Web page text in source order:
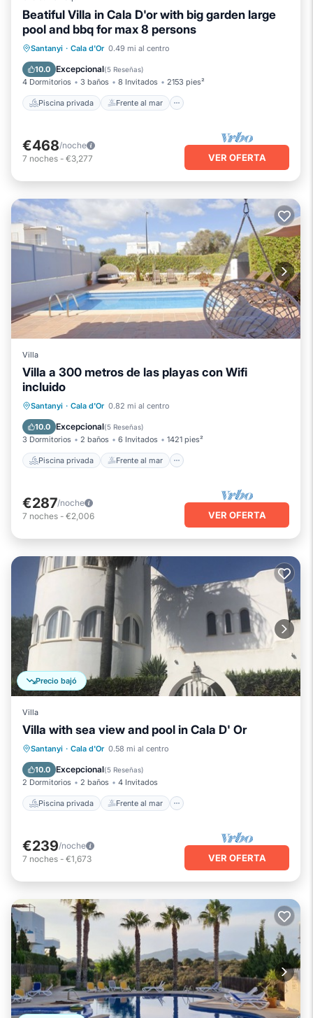
Beatiful Villa in Cala D'or with big garden large
pool and bbq for max 8 persons
Santanyi · Cala d'Or 0.49 mi al centro
10.0 Excepcional(5 Reseñas)
4 Dormitorios 3 baños 8 Invitados 2153 pies²
Piscina privada Frente al mar
Piscina privada
Frente al mar
Bañera de hidromasaje
€468/noche
7 noches - €3,277 VER OFERTA
Villa
Villa a 300 metros de las playas con Wifi
incluido
Santanyi · Cala d'Or 0.82 mi al centro
10.0 Excepcional(5 Reseñas)
3 Dormitorios 2 baños 6 Invitados 1421 pies²
Piscina privada Frente al mar
Piscina privada
Frente al mar
Aparcamiento
€287/noche
7 noches - €2,006 VER OFERTA
Precio bajó
Villa
Villa with sea view and pool in Cala D' Or
Santanyi · Cala d'Or 0.58 mi al centro
10.0 Excepcional(5 Reseñas)
2 Dormitorios 2 baños 4 Invitados
Piscina privada Frente al mar
Piscina privada
Frente al mar
Aparcamiento
€239/noche
7 noches - €1,673 VER OFERTA